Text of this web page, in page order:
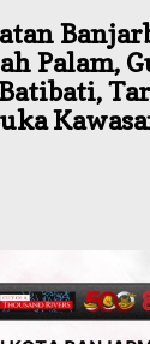
Palam,
Arena
Siapkan